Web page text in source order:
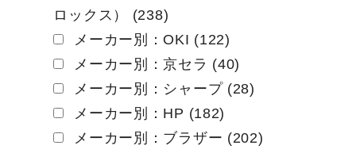
ロックス） (238)
メーカー別：OKI (122)
メーカー別：京セラ (40)
メーカー別：シャープ (28)
メーカー別：HP (182)
メーカー別：ブラザー (202)